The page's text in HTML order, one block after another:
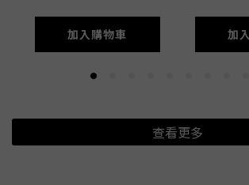
加入購物車 加
查看更多